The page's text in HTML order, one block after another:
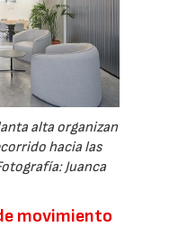
alta organizan
hacia las
Juanca
movimiento